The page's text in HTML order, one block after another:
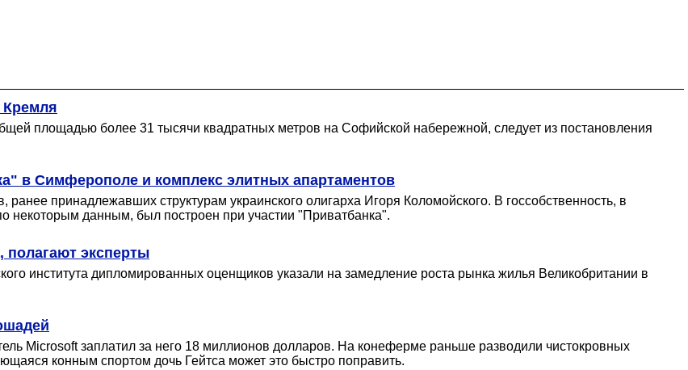
Кремля
площадью более 31 тысячи квадратных метров на Софийской набережной, следует из постановления
в Симферополе и комплекс элитных апартаментов
принадлежавших структурам украинского олигарха Игоря Коломойского. В госсобственность, в
некоторым данным, был построен при участии "Приватбанка".
полагают эксперты
института дипломированных оценщиков указали на замедление роста рынка жилья Великобритании в
Microsoft заплатил за него 18 миллионов долларов. На конеферме раньше разводили чистокровных
конным спортом дочь Гейтса может это быстро поправить.